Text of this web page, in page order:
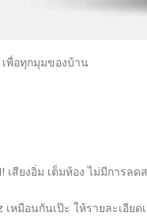
เพื่อทุกมุมของบ้าน
สียงอิ่ม เต็มห้อง ไม่มีการลด
มือนกันเป๊ะ ให้รายละเอียด